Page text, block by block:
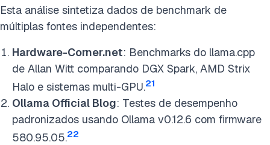
Esta análise sintetiza dados de benchmark de
múltiplas fontes independentes:
Hardware-Corner.net: Benchmarks do llama.cpp
de Allan Witt comparando DGX Spark, AMD Strix
Halo e sistemas multi-GPU.21
Ollama Official Blog: Testes de desempenho
padronizados usando Ollama v0.12.6 com firmware
580.95.05.22